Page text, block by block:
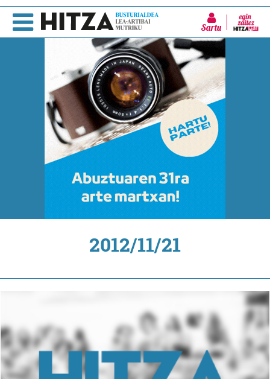
Sartu
2012/11/21